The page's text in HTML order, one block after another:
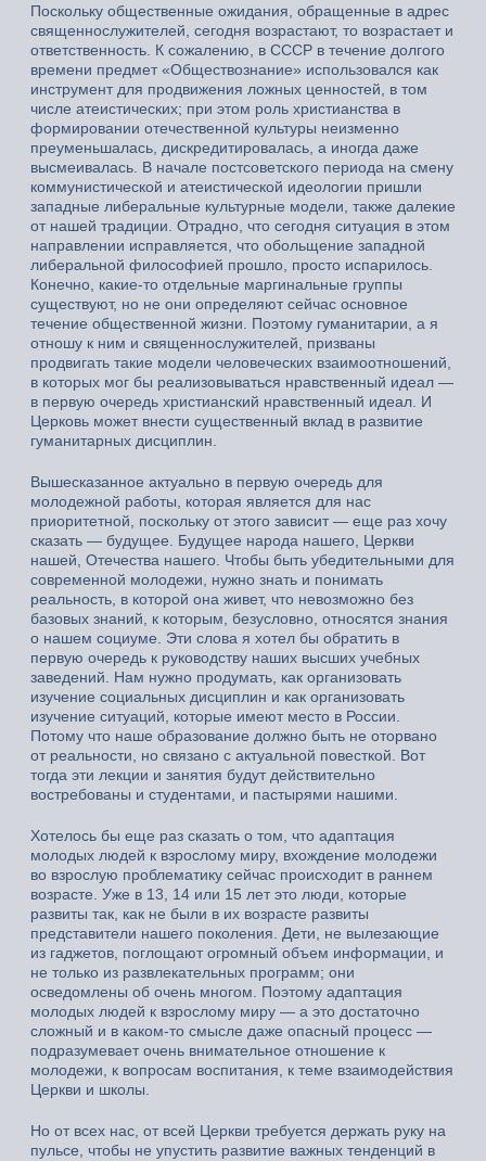
Поскольку общественные ожидания, обращенные в адрес
священнослужителей, сегодня возрастают, то возрастает и
ответственность. К сожалению, в СССР в течение долгого
времени предмет «Обществознание» использовался как
инструмент для продвижения ложных ценностей, в том
числе атеистических; при этом роль христианства в
формировании отечественной культуры неизменно
преуменьшалась, дискредитировалась, а иногда даже
высмеивалась. В начале постсоветского периода на смену
коммунистической и атеистической идеологии пришли
западные либеральные культурные модели, также далекие
от нашей традиции. Отрадно, что сегодня ситуация в этом
направлении исправляется, что обольщение западной
либеральной философией прошло, просто испарилось.
Конечно, какие-то отдельные маргинальные группы
существуют, но не они определяют сейчас основное
течение общественной жизни. Поэтому гуманитарии, а я
отношу к ним и священнослужителей, призваны
продвигать такие модели человеческих взаимоотношений,
в которых мог бы реализовываться нравственный идеал —
в первую очередь христианский нравственный идеал. И
Церковь может внести существенный вклад в развитие
гуманитарных дисциплин.
Вышесказанное актуально в первую очередь для
молодежной работы, которая является для нас
приоритетной, поскольку от этого зависит — еще раз хочу
сказать — будущее. Будущее народа нашего, Церкви
нашей, Отечества нашего. Чтобы быть убедительными для
современной молодежи, нужно знать и понимать
реальность, в которой она живет, что невозможно без
базовых знаний, к которым, безусловно, относятся знания
о нашем социуме. Эти слова я хотел бы обратить в
первую очередь к руководству наших высших учебных
заведений. Нам нужно продумать, как организовать
изучение социальных дисциплин и как организовать
изучение ситуаций, которые имеют место в России.
Потому что наше образование должно быть не оторвано
от реальности, но связано с актуальной повесткой. Вот
тогда эти лекции и занятия будут действительно
востребованы и студентами, и пастырями нашими.
Хотелось бы еще раз сказать о том, что адаптация
молодых людей к взрослому миру, вхождение молодежи
во взрослую проблематику сейчас происходит в раннем
возрасте. Уже в 13, 14 или 15 лет это люди, которые
развиты так, как не были в их возрасте развиты
представители нашего поколения. Дети, не вылезающие
из гаджетов, поглощают огромный объем информации, и
не только из развлекательных программ; они
осведомлены об очень многом. Поэтому адаптация
молодых людей к взрослому миру — а это достаточно
сложный и в каком-то смысле даже опасный процесс —
подразумевает очень внимательное отношение к
молодежи, к вопросам воспитания, к теме взаимодействия
Церкви и школы.
Но от всех нас, от всей Церкви требуется держать руку на
пульсе, чтобы не упустить развитие важных тенденций в